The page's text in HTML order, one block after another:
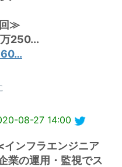
≫
250...
08-27 14:00
インフラエンジニア
業の運用・監視でス